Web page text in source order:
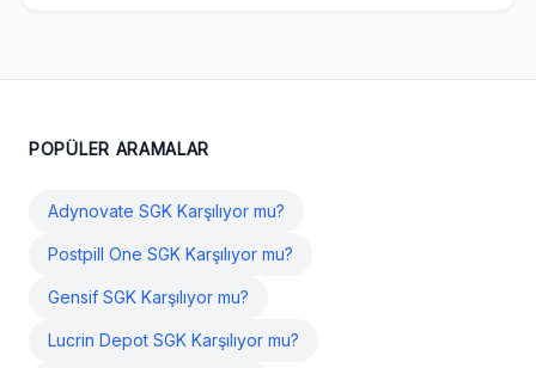
POPÜLER ARAMALAR
Adynovate SGK Karşılıyor mu?
Postpill One SGK Karşılıyor mu?
Gensif SGK Karşılıyor mu?
Lucrin Depot SGK Karşılıyor mu?